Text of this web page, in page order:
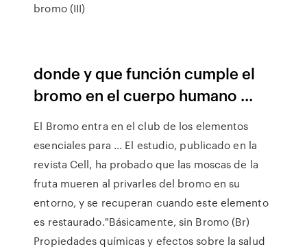
bromo (III)
donde y que función cumple el
bromo en el cuerpo humano ...
El Bromo entra en el club de los elementos
esenciales para ... El estudio, publicado en la
revista Cell, ha probado que las moscas de la
fruta mueren al privarles del bromo en su
entorno, y se recuperan cuando este elemento
es restaurado."Básicamente, sin Bromo (Br)
Propiedades químicas y efectos sobre la salud